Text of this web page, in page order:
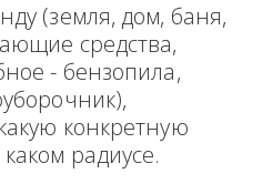
(земля, дом, баня,
средства,
- бензопила,
конкретную
радиусе.